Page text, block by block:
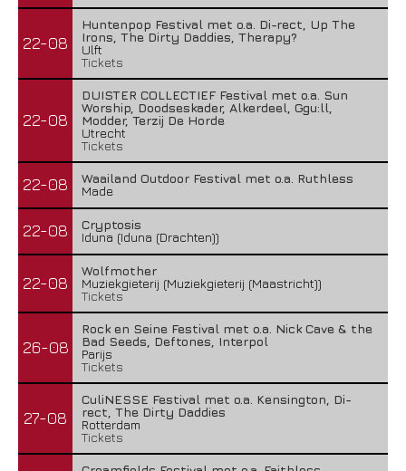
22-08
Huntenpop Festival met o.a. Di-rect, Up The
Irons, The Dirty Daddies, Therapy?
Ulft
Tickets
22-08
DUISTER COLLECTIEF Festival met o.a. Sun
Worship, Doodseskader, Alkerdeel, Ggu:ll,
Modder, Terzij De Horde
Utrecht
Tickets
22-08
Waailand Outdoor Festival met o.a. Ruthless
Made
22-08
Cryptosis
Iduna (Iduna (Drachten))
22-08
Wolfmother
Muziekgieterij (Muziekgieterij (Maastricht))
Tickets
26-08
Rock en Seine Festival met o.a. Nick Cave & the
Bad Seeds, Deftones, Interpol
Parijs
Tickets
27-08
CuliNESSE Festival met o.a. Kensington, Di-
rect, The Dirty Daddies
Rotterdam
Tickets